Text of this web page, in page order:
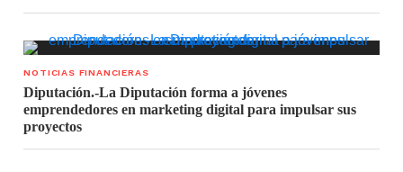
NOTICIAS FINANCIERAS
Diputación.-La Diputación forma a jóvenes
emprendedores en marketing digital para impulsar sus
proyectos